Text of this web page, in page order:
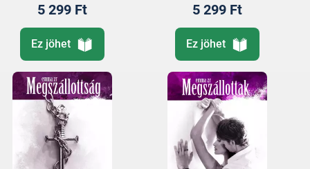
5 299 Ft
Ez jöhet
5 299 Ft
Ez jöhet